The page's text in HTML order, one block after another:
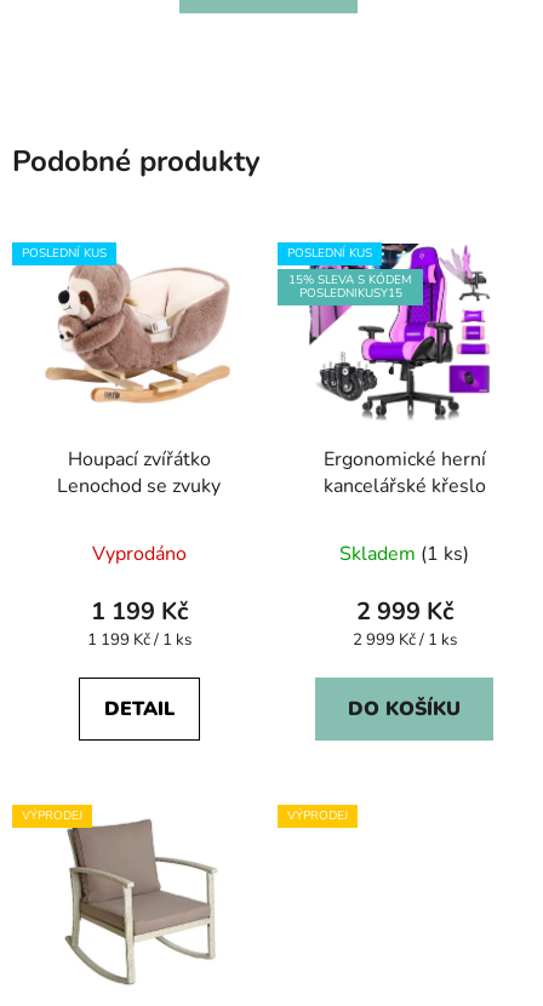
Podobné produkty
POSLEDNÍ KUS
Houpací zvířátko
Lenochod se zvuky
Vyprodáno
1 199 Kč
Měrná
1 199 Kč / 1 ks
DETAIL
POSLEDNÍ KUS
15% SLEVA S KÓDEM
POSLEDNIKUSY15
Ergonomické herní
kancelářské křeslo
Skladem (1 ks)
2 999 Kč
Měrná
2 999 Kč / 1 ks
DO KOŠÍKU
VÝPRODEJ VÝPRODEJ